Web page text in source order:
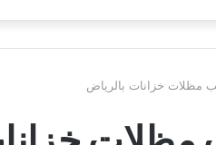
مظلات خزانات بالرياض